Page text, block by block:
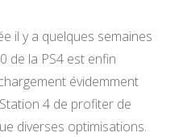
il y a quelques semaines
de la PS4 est enfin
évidemment
4 de profiter de
diverses optimisations.